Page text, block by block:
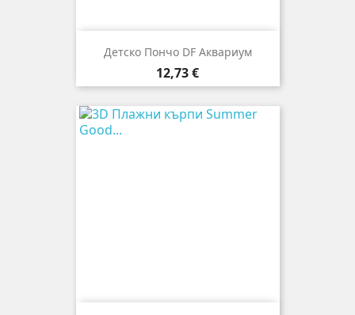
Детско Пончо DF Аквариум
Цена
12,73 €